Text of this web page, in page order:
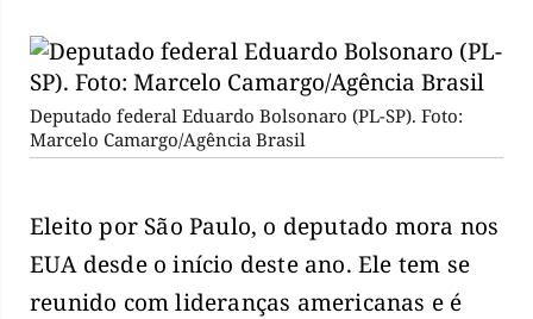
Deputado federal Eduardo Bolsonaro (PL-SP). Foto:
Marcelo Camargo/Agência Brasil
Eleito por São Paulo, o deputado mora nos
EUA desde o início deste ano. Ele tem se
reunido com lideranças americanas e é